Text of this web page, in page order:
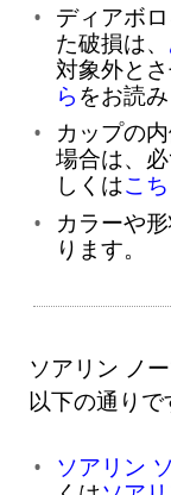
ディアボ
た破損は、
対象外と
ら をお読み
カップの
場合は、
しくはこ
カラーや
ります。
ソアリン ノ
以下の通りで
ソアリン